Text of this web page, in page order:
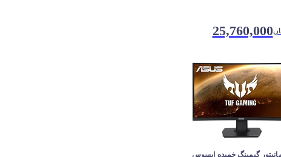
25,760,000
گیمینگ خمیده ایسوس